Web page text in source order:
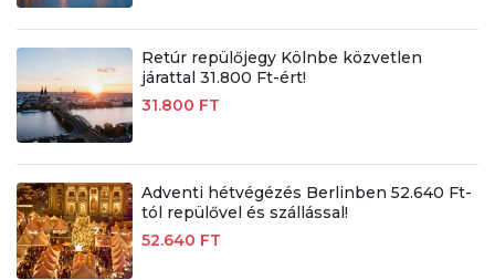
Retúr repülőjegy Kölnbe közvetlen
járattal 31.800 Ft-ért!
31.800 FT
Adventi hétvégézés Berlinben 52.640 Ft-
tól repülővel és szállással!
52.640 FT